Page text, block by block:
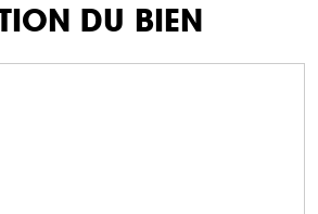
DU BIEN